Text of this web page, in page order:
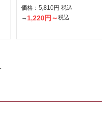
価格：5,810円 税込
→ 1,220円～税込